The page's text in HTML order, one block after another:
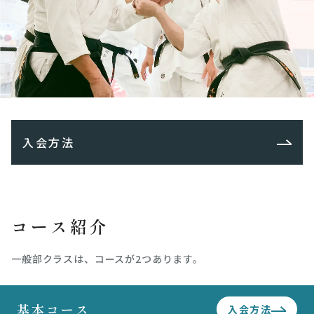
入会方法
コース紹介
一般部クラスは、コースが2つあります。
基本コース 入会方法